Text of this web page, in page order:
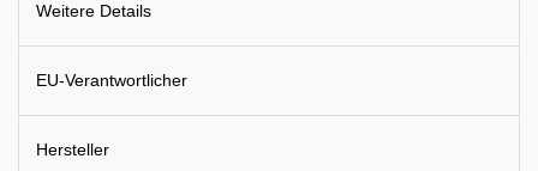
Weitere Details
EU-Verantwortlicher
Hersteller